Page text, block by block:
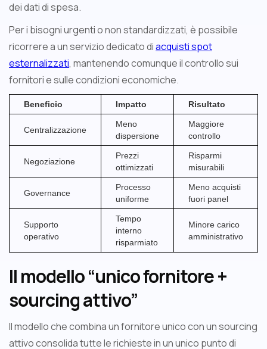
dei dati di spesa.
Per i bisogni urgenti o non standardizzati, è possibile
ricorrere a un servizio dedicato diacquisti spot
esternalizzati, mantenendo comunque il controllo sui
fornitori e sulle condizioni economiche.
Beneficio Impatto Risultato
Centralizzazione
Meno
dispersione
Maggiore
controllo
Negoziazione
Prezzi
ottimizzati
Risparmi
misurabili
Governance
Processo
uniforme
Meno acquisti
fuori panel
Supporto
operativo
Tempo
interno
risparmiato
Minore carico
amministrativo
Il modello “unico fornitore +
sourcing attivo”
Il modello che combina un fornitore unico con un sourcing
attivo consolida tutte le richieste in un unico punto di